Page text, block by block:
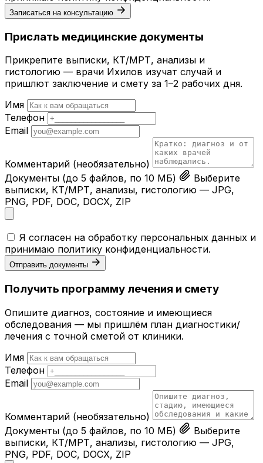
Записаться на консультацию
Прислать медицинские документы
Прикрепите выписки, КТ/МРТ, анализы и
гистологию — врачи Ихилов изучат случай и
пришлют заключение и смету за 1–2 рабочих дня.
Имя
Телефон
Email
Комментарий (необязательно)
Документы (до 5 файлов, по 10 МБ)
Выберите
выписки, КТ/МРТ, анализы, гистологию — JPG,
PNG, PDF, DOC, DOCX, ZIP
Я согласен на обработку персональных данных и
принимаю политику конфиденциальности.
Отправить документы
Получить программу лечения и смету
Опишите диагноз, состояние и имеющиеся
обследования — мы пришлём план диагностики/
лечения с точной сметой от клиники.
Имя
Телефон
Email
Комментарий (необязательно)
Документы (до 5 файлов, по 10 МБ)
Выберите
выписки, КТ/МРТ, анализы, гистологию — JPG,
PNG, PDF, DOC, DOCX, ZIP